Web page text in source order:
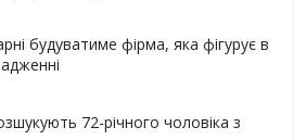
будуватиме фірма, яка фігурує в
72-річного чоловіка з